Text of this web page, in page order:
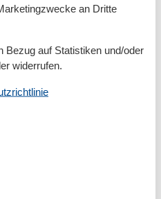
an Dritte
Bezug auf Statistiken und/oder
widerrufen.